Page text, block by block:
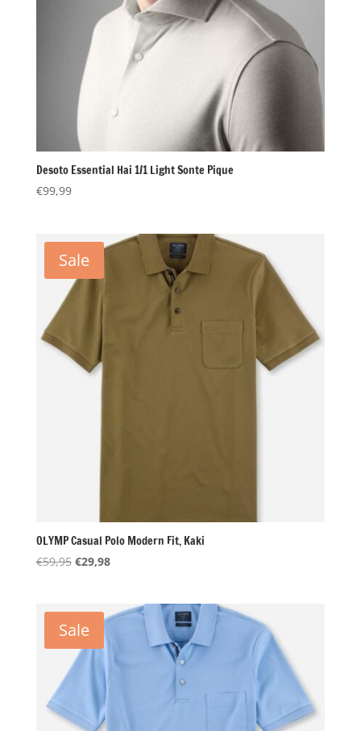
Desoto Essential Hai 1/1 Light Sonte Pique
€99,99
Sale
OLYMP Casual Polo Modern Fit, Kaki
€59,95 Oorspronkelijke
€59,95.
€29,98Huidige
€29,98.
Sale